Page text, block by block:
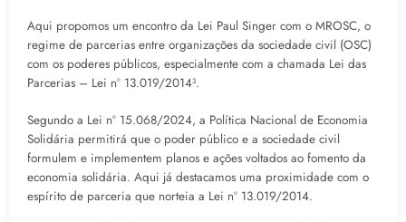
Aqui propomos um encontro da Lei Paul Singer com o MROSC, o
regime de parcerias entre organizações da sociedade civil (OSC)
com os poderes públicos, especialmente com a chamada Lei das
Parcerias – Lei nº 13.019/2014³.
Segundo a Lei nº 15.068/2024, a Política Nacional de Economia
Solidária permitirá que o poder público e a sociedade civil
formulem e implementem planos e ações voltados ao fomento da
economia solidária. Aqui já destacamos uma proximidade com o
espírito de parceria que norteia a Lei nº 13.019/2014.